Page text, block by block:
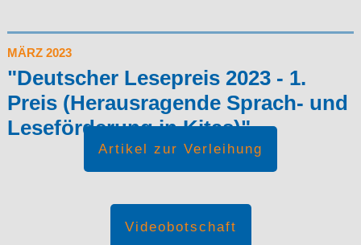
MÄRZ 2023
"Deutscher Lesepreis 2023 - 1.
Preis (Herausragende Sprach- und
Leseförderung in Kitas)"
Artikel zur Verleihung
Videobotschaft